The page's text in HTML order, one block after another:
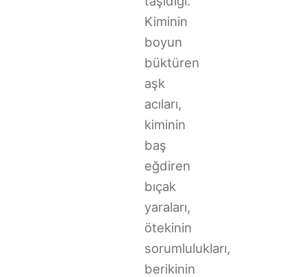
Kiminin
boyun
büktüren
aşk
acıları,
kiminin
baş
eğdiren
bıçak
yaraları,
ötekinin
sorumlulukları,
berikinin